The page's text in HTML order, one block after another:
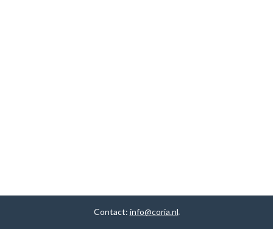
Contact: info@coria.nl.